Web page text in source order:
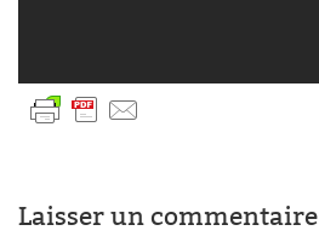
Laisser un commentaire